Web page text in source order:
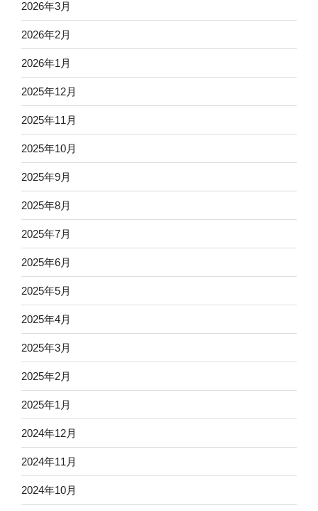
2026年3月
2026年2月
2026年1月
2025年12月
2025年11月
2025年10月
2025年9月
2025年8月
2025年7月
2025年6月
2025年5月
2025年4月
2025年3月
2025年2月
2025年1月
2024年12月
2024年11月
2024年10月